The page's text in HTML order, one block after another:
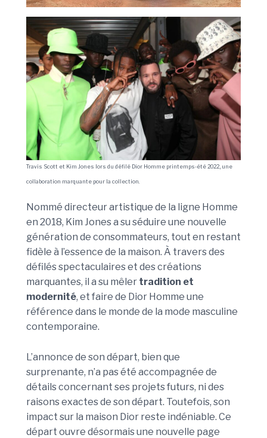
Travis Scott et Kim Jones lors du défilé Dior Homme printemps-été 2022, une
collaboration marquante pour la collection.
Nommé directeur artistique de la ligne Homme
en 2018, Kim Jones a su séduire une nouvelle
génération de consommateurs, tout en restant
fidèle à l’essence de la maison. À travers des
défilés spectaculaires et des créations
marquantes, il a su mêler tradition et
modernité, et faire de Dior Homme une
référence dans le monde de la mode masculine
contemporaine.
L’annonce de son départ, bien que
surprenante, n’a pas été accompagnée de
détails concernant ses projets futurs, ni des
raisons exactes de son départ. Toutefois, son
impact sur la maison Dior reste indéniable. Ce
départ ouvre désormais une nouvelle page